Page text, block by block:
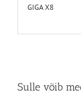
GIGA X8
Sulle võib